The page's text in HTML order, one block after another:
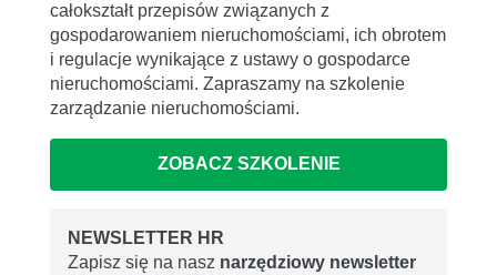
całokształt przepisów związanych z
gospodarowaniem nieruchomościami, ich obrotem
i regulacje wynikające z ustawy o gospodarce
nieruchomościami. Zapraszamy na szkolenie
zarządzanie nieruchomościami.
ZOBACZ SZKOLENIE
NEWSLETTER HR
Zapisz się na nasz narzędziowy newsletter